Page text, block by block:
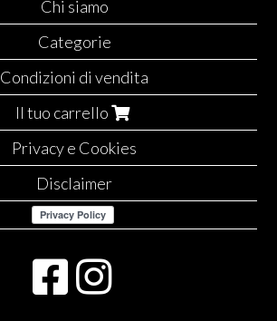
Chi siamo
Categorie
Condizioni di vendita
Il tuo carrello
Privacy e Cookies
Disclaimer